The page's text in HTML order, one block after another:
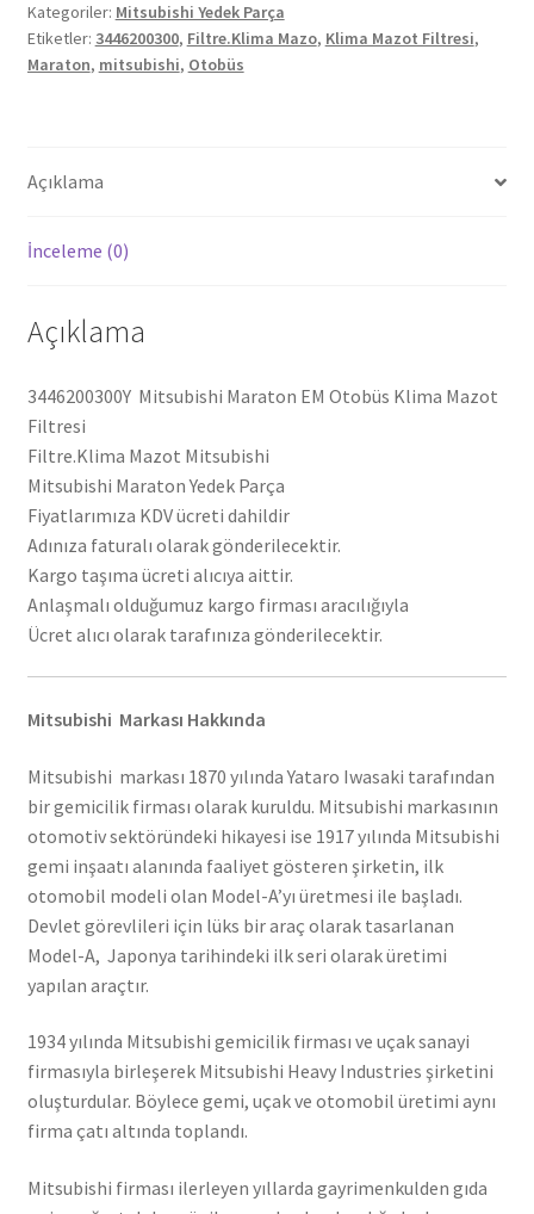
Mazot
Filtresi
3446200300Y
Kategoriler: Mitsubishi Yedek Parça
Etiketler: 3446200300, Filtre.Klima Mazo, Klima Mazot Filtresi,
Maraton, mitsubishi, Otobüs
Açıklama
İnceleme (0)
Açıklama
3446200300Y Mitsubishi Maraton EM Otobüs Klima Mazot
Filtresi
Filtre.Klima Mazot Mitsubishi
Mitsubishi Maraton Yedek Parça
Fiyatlarımıza KDV ücreti dahildir
Adınıza faturalı olarak gönderilecektir.
Kargo taşıma ücreti alıcıya aittir.
Anlaşmalı olduğumuz kargo firması aracılığıyla
Ücret alıcı olarak tarafınıza gönderilecektir.
Mitsubishi Markası Hakkında
Mitsubishi markası 1870 yılında Yataro Iwasaki tarafından
bir gemicilik firması olarak kuruldu. Mitsubishi markasının
otomotiv sektöründeki hikayesi ise 1917 yılında Mitsubishi
gemi inşaatı alanında faaliyet gösteren şirketin, ilk
otomobil modeli olan Model-A’yı üretmesi ile başladı.
Devlet görevlileri için lüks bir araç olarak tasarlanan
Model-A, Japonya tarihindeki ilk seri olarak üretimi
yapılan araçtır.
1934 yılında Mitsubishi gemicilik firması ve uçak sanayi
firmasıyla birleşerek Mitsubishi Heavy Industries şirketini
oluşturdular. Böylece gemi, uçak ve otomobil üretimi aynı
firma çatı altında toplandı.
Mitsubishi firması ilerleyen yıllarda gayrimenkulden gıda